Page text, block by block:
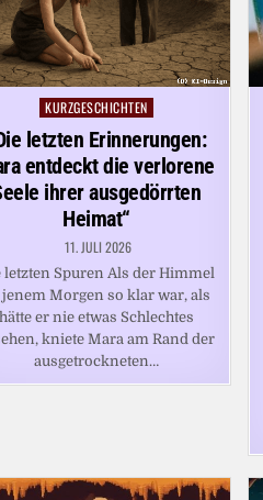
Posted
in
KURZGESCHICHTEN
letzten Erinnerungen:
entdeckt die verlorene
ihrer ausgedörrten
Heimat“
11. JULI 2026
letzten Spuren Als der Himmel
jenem Morgen so klar war, als
hätte er nie etwas Schlechtes
kniete Mara am Rand der
ausgetrockneten…